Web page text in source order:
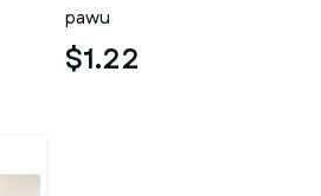
pawu
$1.22